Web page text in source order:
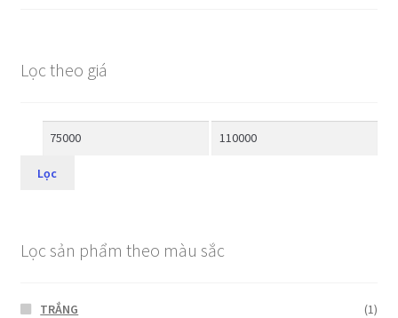
Lọc theo giá
Lọc
Lọc sản phẩm theo màu sắc
TRẮNG
(1)